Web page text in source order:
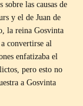
las causas de
y el de Juan de
la reina Gosvinta
convertirse al
enfatizaba el
pero esto no
a Gosvinta